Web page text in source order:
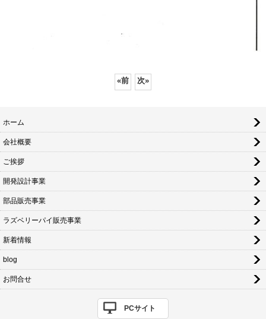
«前 次»
ホーム
会社概要
ご挨拶
開発設計事業
部品販売事業
ラズベリーパイ販売事業
新着情報
blog
お問合せ
PCサイト